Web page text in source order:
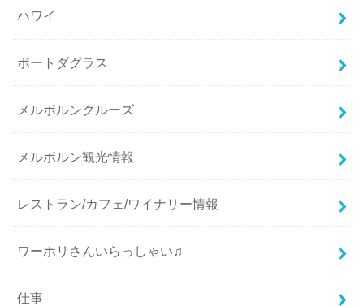
ハワイ
ポートダグラス
メルボルンクルーズ
メルボルン観光情報
レストラン/カフェ/ワイナリー情報
ワーホリさんいらっしゃい♫
仕事